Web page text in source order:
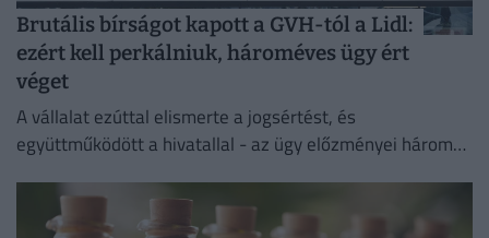
Brutális bírságot kapott a GVH-tól a Lidl:
ezért kell perkálniuk, hároméves ügy ért
véget
A vállalat ezúttal elismerte a jogsértést, és
együttműködött a hivatallal - az ügy előzményei három